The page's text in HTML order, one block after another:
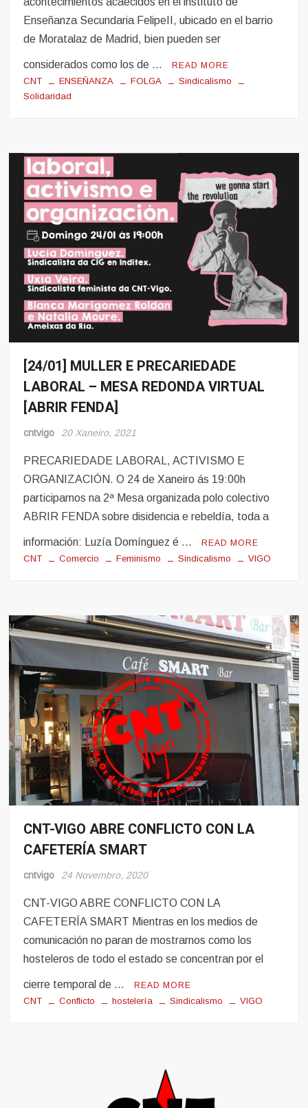
Enseñanza Secundaria FelipeII, ubicado en el barrio
de Moratalaz de Madrid, bien pueden ser
considerados como los de … READ MORE
CNT ENSEÑANZA FOLGA
Sindicalismo
Solidaridad
Eventos
Noticias
[24/01] MULLER E PRECARIEDADE
LABORAL – MESA REDONDA VIRTUAL
[ABRIR FENDA]
cntvigo 20 Xaneiro, 2021
PRECARIEDADE LABORAL, ACTIVISMO E
ORGANIZACIÓN. O 24 de Xaneiro ás 19:00h
participamos na 2ª Mesa organizada polo colectivo
ABRIR FENDA sobre disidencia e rebeldía, toda a
información: Luzía Domínguez é … READ MORE
CNT Comercio Feminismo Sindicalismo VIGO
Conflito
Hosteleria
CNT-VIGO ABRE CONFLICTO CON LA
CAFETERÍA SMART
cntvigo 24 Novembro, 2020
CNT-VIGO ABRE CONFLICTO CON LA
CAFETERÍA SMART Mientras en los medios de
comunicación no paran de mostrarnos como los
hosteleros de todo el estado se concentran por el
cierre temporal de … READ MORE
CNT Conflicto hostelería Sindicalismo VIGO